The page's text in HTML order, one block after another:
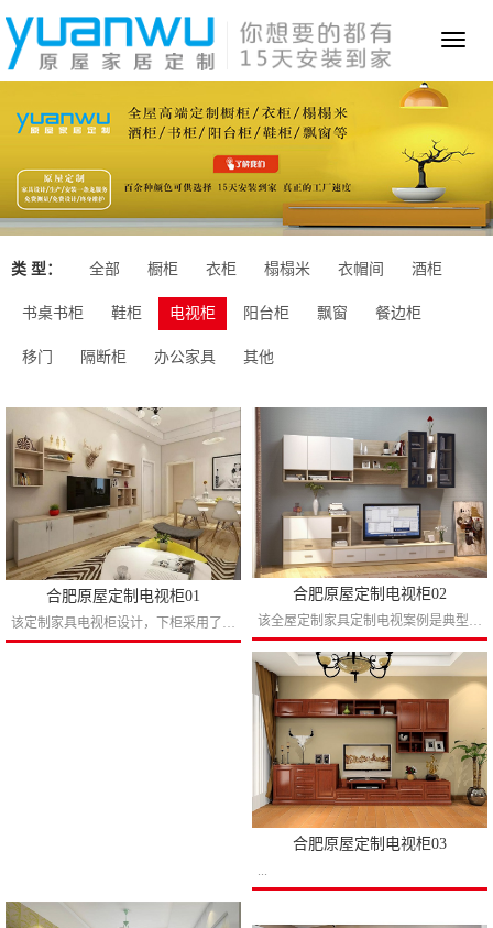
Toggle
类 型： 全部 橱柜 衣柜 榻榻米 衣帽间 酒柜
书桌书柜 鞋柜 电视柜 阳台柜 飘窗 餐边柜
移门 隔断柜 办公家具 其他
合肥原屋定制电视柜01
该定制家具电视柜设计，下柜采用了几乎全封闭式设计可以有效解决了电视柜下柜开放离地面进容易落灰的麻烦，上柜设计全开放可以布置一点软装摆设进行点缀。...
合肥原屋定制电视柜02
合肥原屋定制电视柜03
...